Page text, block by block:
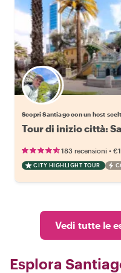
Scegli il tuo
Scopri Santiago con un host
Tour di inizio città:
183 recensioni •
CITY HIGHLIGHT TOUR
Vedi tutte le
Esplora